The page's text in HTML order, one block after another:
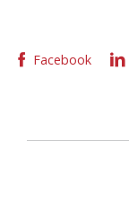
Facebook